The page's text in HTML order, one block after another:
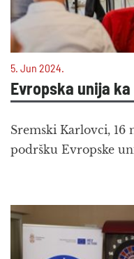
5. Jun 2024.
Evropska unija
Sremski Karlovci, 16
podršku Evropske